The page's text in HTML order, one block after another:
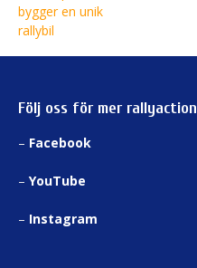
Följ oss för mer rallyaction
– Facebook
– YouTube
– Instagram